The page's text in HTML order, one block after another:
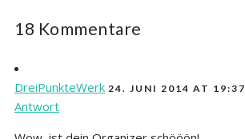
18 Kommentare
DreiPunkteWerk 24. JUNI 2014 AT 19:37
Antwort